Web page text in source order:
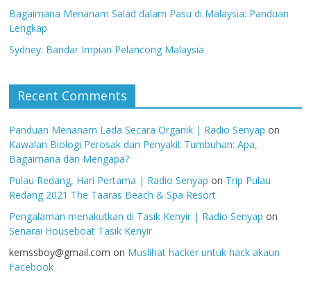
Bagaimana Menanam Salad dalam Pasu di Malaysia: Panduan
Lengkap
Sydney: Bandar Impian Pelancong Malaysia
Recent Comments
Panduan Menanam Lada Secara Organik | Radio Senyap on
Kawalan Biologi Perosak dan Penyakit Tumbuhan: Apa,
Bagaimana dan Mengapa?
Pulau Redang, Hari Pertama | Radio Senyap on Trip Pulau
Redang 2021 The Taaras Beach & Spa Resort
Pengalaman menakutkan di Tasik Kenyir | Radio Senyap on
Senarai Houseboat Tasik Kenyir
kemssboy@gmail.com on Muslihat hacker untuk hack akaun
Facebook